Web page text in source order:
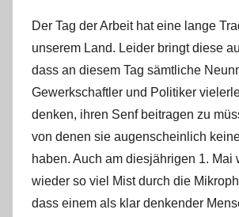
n
Der Tag der Arbeit hat eine lange
unserem Land. Leider bringt diese
dass an diesem Tag sämtliche
Gewerkschaftler und Politiker
denken, ihren Senf beitragen zu
von denen sie augenscheinlich
haben. Auch am diesjährigen 1. Mai
wieder so viel Mist durch die
dass einem als klar denkender